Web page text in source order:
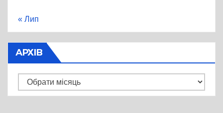
« Лип
АРХІВ
Архів